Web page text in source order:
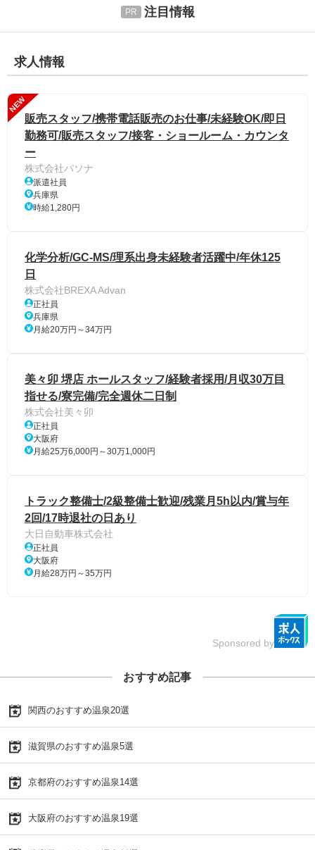
注目情報
求人情報
NEW
販売スタッフ/携帯電話販売のお仕事/未経験OK/即日
勤務可/販売スタッフ/接客・ショールーム・カウンタ
ー
株式会社パソナ
派遣社員
兵庫県
時給1,280円
化学分析/GC-MS/理系出身未経験者活躍中/年休125
日
株式会社BREXA Advan
正社員
兵庫県
月給20万円～34万円
美々卯 堺店 ホールスタッフ/経験者採用/月収30万目
指せる/寮完備/完全週休二日制
株式会社美々卯
正社員
大阪府
月給25万6,000円～30万1,000円
トラック整備士/2級整備士歓迎/残業月5h以内/賞与年
2回/17時退社の日あり
大日自動車株式会社
正社員
大阪府
月給28万円～35万円
Sponsored by
おすすめ記事
関西のおすすめ温泉20選
滋賀県のおすすめ温泉5選
京都府のおすすめ温泉14選
大阪府のおすすめ温泉19選